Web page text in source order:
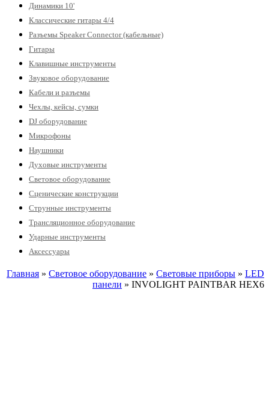
Динамики 10'
Классические гитары 4/4
Разъемы Speaker Connector (кабельные)
Гитары
Клавишные инструменты
Звуковое оборудование
Кабели и разъемы
Чехлы, кейсы, сумки
DJ оборудование
Микрофоны
Наушники
Духовые инструменты
Световое оборудование
Сценические конструкции
Струнные инструменты
Трансляционное оборудование
Ударные инструменты
Аксессуары
Главная » Световое оборудование » Световые приборы » LED
панели » INVOLIGHT PAINTBAR HEX6